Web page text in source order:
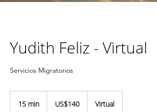
Yudith Feliz - Virtual
Servicios Migratorios
15 min
estadounidenses
US$140 Virtual